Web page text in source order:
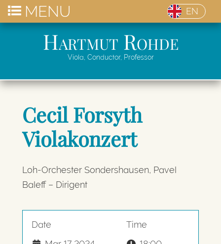
MENU
Hartmut Rohde
Viola, Conductor, Professor
EN
Cecil Forsyth
Violakonzert
Loh-Orchester Sondershausen, Pavel
Baleff – Dirigent
Date
Time